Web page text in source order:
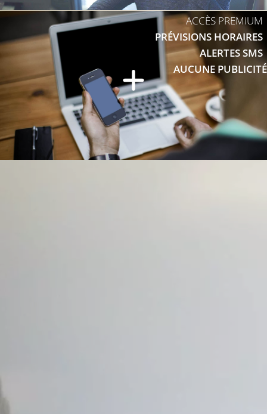
ACCÈS PREMIUM
PRÉVISIONS HORAIRES
ALERTES SMS
AUCUNE PUBLICITÉ